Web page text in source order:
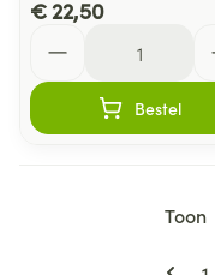
€ 22,50
Bestel
Toon